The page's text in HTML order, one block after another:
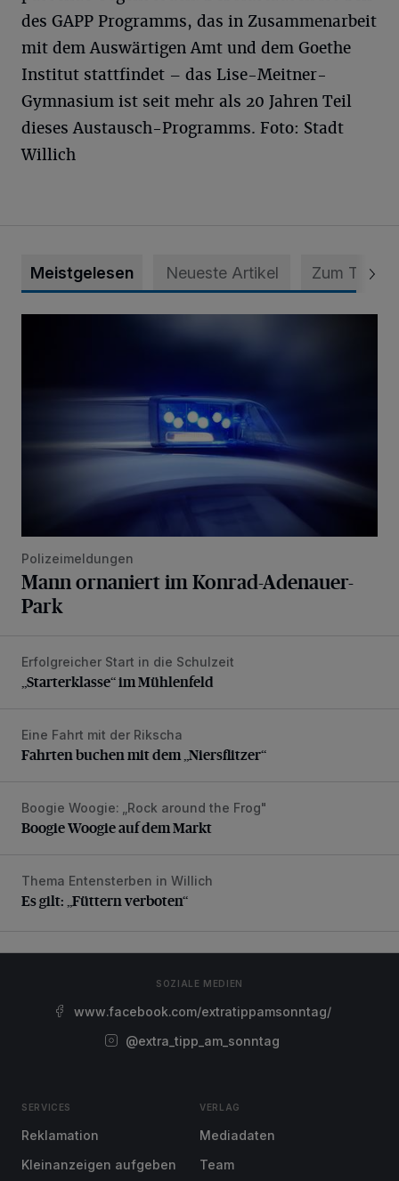
des GAPP Programms, das in Zusammenarbeit
mit dem Auswärtigen Amt und dem Goethe
Institut stattfindet – das Lise-Meitner-
Gymnasium ist seit mehr als 20 Jahren Teil
dieses Austausch-Programms. Foto: Stadt
Willich
Meistgelesen Neueste Artikel Zum Thema
Polizeimeldungen
Mann ornaniert im Konrad-Adenauer-
Park
„Starterklasse“ im Mühlenfeld
Erfolgreicher Start in die Schulzeit
„Starterklasse“ im Mühlenfeld
Fahrten buchen mit dem „Niersflitzer“
Eine Fahrt mit der Rikscha
Fahrten buchen mit dem „Niersflitzer“
Boogie Woogie auf dem Markt
Boogie Woogie: „Rock around the Frog"
Boogie Woogie auf dem Markt
Es gilt: „Füttern verboten“
Thema Entensterben in Willich
Es gilt: „Füttern verboten“
SOZIALE MEDIEN
www.facebook.com/extratippamsonntag/
@extra_tipp_am_sonntag
SERVICES
Reklamation
Kleinanzeigen aufgeben
VERLAG
Mediadaten
Team